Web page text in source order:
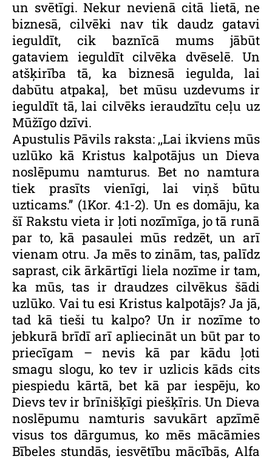
un svētīgi. Nekur nevienā citā lietā, ne
biznesā, cilvēki nav tik daudz gatavi
ieguldīt, cik baznīcā mums jābūt
gataviem ieguldīt cilvēka dvēselē. Un
atšķirība tā, ka biznesā iegulda, lai
dabūtu atpakaļ, bet mūsu uzdevums ir
ieguldīt tā, lai cilvēks ieraudzītu ceļu uz
Mūžīgo dzīvi.
Apustulis Pāvils raksta: ,,Lai ikviens mūs
uzlūko kā Kristus kalpotājus un Dieva
noslēpumu namturus. Bet no namtura
tiek prasīts vienīgi, lai viņš būtu
uzticams.’’ (1Kor. 4:1-2). Un es domāju, ka
šī Rakstu vieta ir ļoti nozīmīga, jo tā runā
par to, kā pasaulei mūs redzēt, un arī
vienam otru. Ja mēs to zinām, tas, palīdz
saprast, cik ārkārtīgi liela nozīme ir tam,
ka mūs, tas ir draudzes cilvēkus šādi
uzlūko. Vai tu esi Kristus kalpotājs? Ja jā,
tad kā tieši tu kalpo? Un ir nozīme to
jebkurā brīdī arī apliecināt un būt par to
priecīgam – nevis kā par kādu ļoti
smagu slogu, ko tev ir uzlicis kāds cits
piespiedu kārtā, bet kā par iespēju, ko
Dievs tev ir brīnišķīgi piešķīris. Un Dieva
noslēpumu namturis savukārt apzīmē
visus tos dārgumus, ko mēs mācāmies
Bībeles stundās, iesvētību mācībās, Alfa